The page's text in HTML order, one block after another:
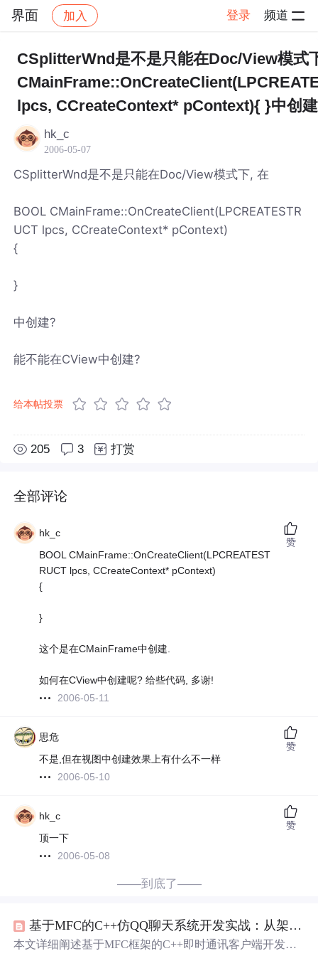
界面 加入 登录 频道
社区 界面 帖子详情
CSplitterWnd是不是只能在Doc/View模式
lpcs, CCreateContext* pContext){ }中创
hk_c
2006-05-07
CSplitterWnd是不是只能在Doc/View模式下, 在
BOOL CMainFrame::OnCreateClient(LPCREATESTR
UCT lpcs, CCreateContext* pContext)
{
}
中创建?
能不能在CView中创建?
给本帖投票
205 3 打赏
全部评论
hk_c
BOOL CMainFrame::OnCreateClient(LPCREATEST
RUCT lpcs, CCreateContext* pContext)
{
}
这个是在CMainFrame中创建.
如何在CView中创建呢? 给些代码, 多谢!
2006-05-11
赞
思危
不是,但在视图中创建效果上有什么不一样
2006-05-10
赞
hk_c
顶一下
2006-05-08
赞
——到底了——
基于MFC的C++仿QQ聊天系统开发实战：从架构设计到关键技术实现
本文详细阐述基于MFC框架的C++即时通讯客户端开发全